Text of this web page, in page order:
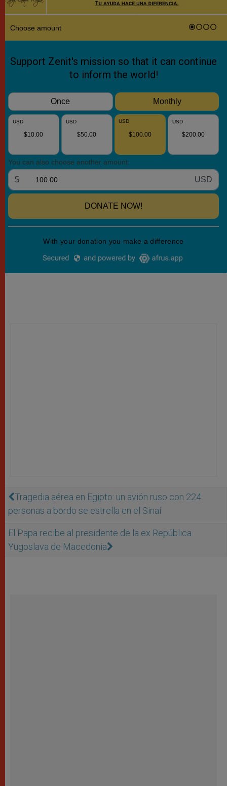
Tragedia aérea en Egipto: un avión ruso con 224
personas a bordo se estrella en el Sinaí
El Papa recibe al presidente de la ex República
Yugoslava de Macedonia